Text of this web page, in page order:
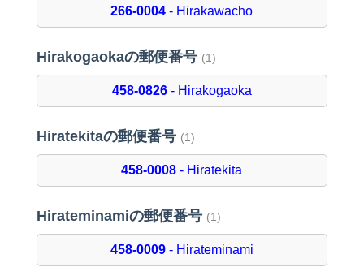
266-0004 - Hirakawacho
Hirakogaokaの郵便番号 (1)
458-0826- Hirakogaoka
Hiratekitaの郵便番号 (1)
458-0008 - Hiratekita
Hirateminamiの郵便番号 (1)
458-0009- Hirateminami